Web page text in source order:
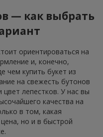
— как выбрать
ориентироваться на
и, конечно,
чем купить букет из
на свежесть бутонов
цвет лепестков. У нас вы
качества на
в том, какая
но и в быстрой